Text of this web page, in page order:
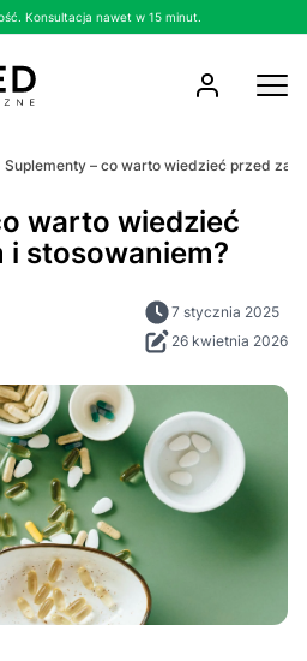
Konsultacja nawet w 15 minut.
Suplementy – co warto wiedzieć przed
warto wiedzieć
i stosowaniem?
7 stycznia 2025
26 kwietnia 2026